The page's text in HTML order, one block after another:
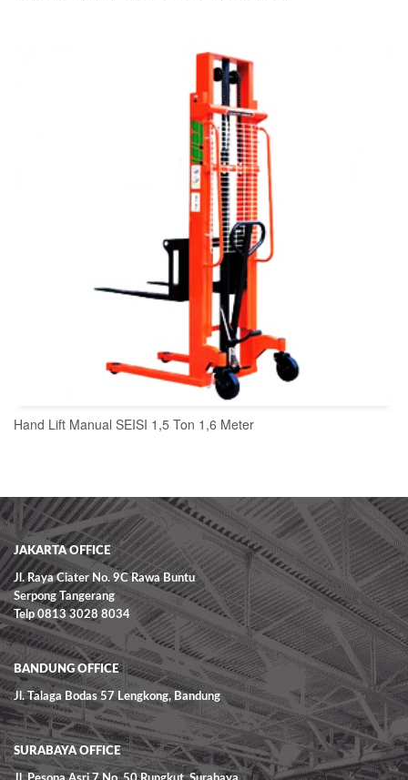
READ MORE
READ MORE
Hand Lift Manual SEISI 1,5 Ton 1,6 Meter
JAKARTA OFFICE
Jl. Raya Ciater No. 9C Rawa Buntu
Serpong Tangerang
Telp 0813 3028 8034
BANDUNG OFFICE
Jl. Talaga Bodas 57 Lengkong, Bandung
SURABAYA OFFICE